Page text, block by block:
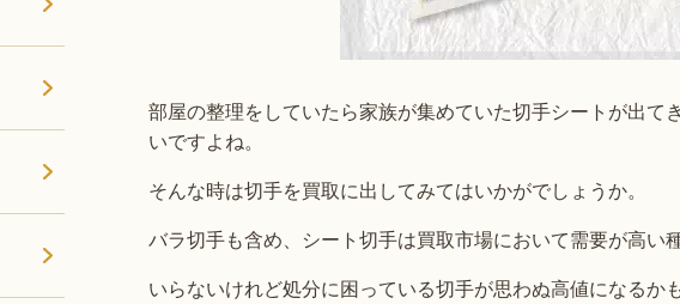
部屋の整理をしていたら家族が集めていた切手シートが出
いですよね。
そんな時は切手を買取に出してみてはいかがでしょうか。
バラ切手も含め、シート切手は買取市場において需要が高い
いらないけれど処分に困っている切手が思わぬ高値になるか